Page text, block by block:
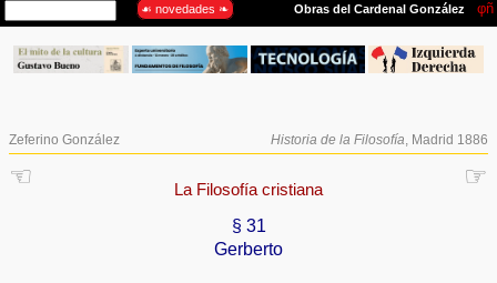
Zeferino González Historia de la Filosofía , Madrid 1886
☜ ☞
La Filosofía cristiana
§ 31
Gerberto